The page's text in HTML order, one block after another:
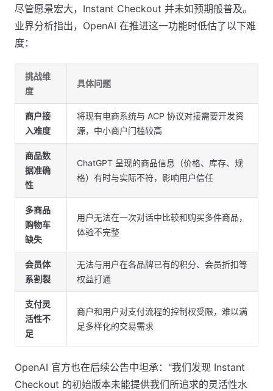
尽管愿景宏大，Instant Checkout 并未如预期般普及。
业界分析指出，OpenAI 在推进这一功能时低估了以下难
度：
挑战维
度
具体问题
商户接
入难度
将现有电商系统与 ACP 协议对接需要开发资
源，中小商户门槛较高
商品数
据准确
性
ChatGPT 呈现的商品信息（价格、库存、规
格）有时与实际不符，影响用户信任
多商品
购物车
缺失
用户无法在一次对话中比较和购买多件商品，
体验不完整
会员体
系割裂
无法与用户在各品牌已有的积分、会员折扣等
权益打通
支付灵
活性不
足
商户和用户对支付流程的控制权受限，难以满
足多样化的交易需求
OpenAI 官方也在后续公告中坦承："我们发现 Instant
Checkout 的初始版本未能提供我们所追求的灵活性水